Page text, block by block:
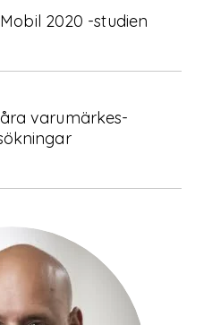
2020 -studien
varumärkes-